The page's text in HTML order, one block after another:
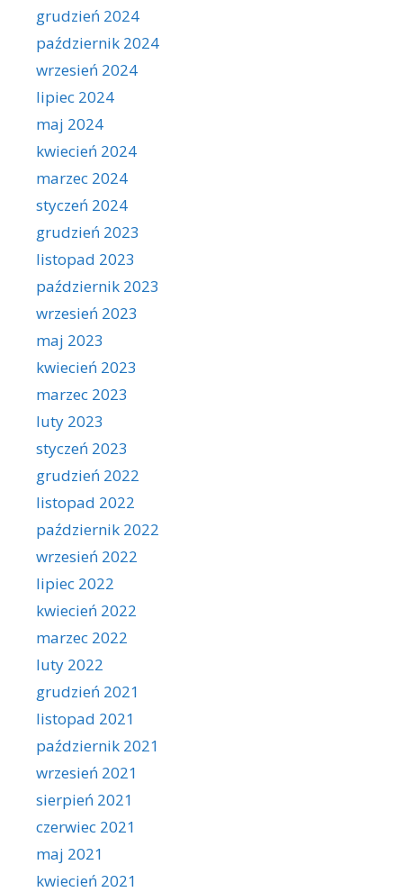
grudzień 2024
październik 2024
wrzesień 2024
lipiec 2024
maj 2024
kwiecień 2024
marzec 2024
styczeń 2024
grudzień 2023
listopad 2023
październik 2023
wrzesień 2023
maj 2023
kwiecień 2023
marzec 2023
luty 2023
styczeń 2023
grudzień 2022
listopad 2022
październik 2022
wrzesień 2022
lipiec 2022
kwiecień 2022
marzec 2022
luty 2022
grudzień 2021
listopad 2021
październik 2021
wrzesień 2021
sierpień 2021
czerwiec 2021
maj 2021
kwiecień 2021